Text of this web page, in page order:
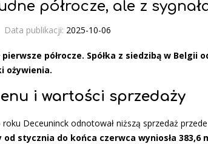
półrocze, ale z
Data publikacji: 2025-10-06
półrocze. Spółka z siedzibą w Belgii
ożywienia.
i wartości sprzedaży
Deceuninck odnotował niższą sprzedaż
od stycznia do końca czerwca wyniosła 383,6